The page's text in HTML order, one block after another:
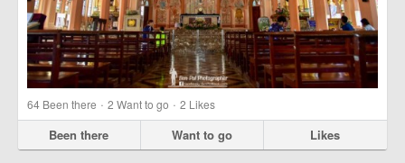
64 Been there · 2 Want to go · 2 Likes
Been there Want to go Likes